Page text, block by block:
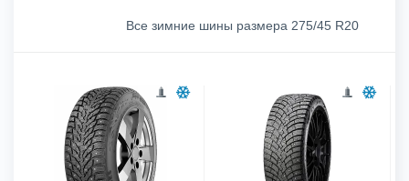
Все зимние шины размера 275/45 R20